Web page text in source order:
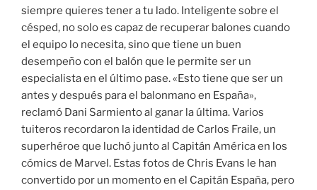
siempre quieres tener a tu lado. Inteligente sobre el
césped, no solo es capaz de recuperar balones cuando
el equipo lo necesita, sino que tiene un buen
desempeño con el balón que le permite ser un
especialista en el último pase. «Esto tiene que ser un
antes y después para el balonmano en España»,
reclamó Dani Sarmiento al ganar la última. Varios
tuiteros recordaron la identidad de Carlos Fraile, un
superhéroe que luchó junto al Capitán América en los
cómics de Marvel. Estas fotos de Chris Evans le han
convertido por un momento en el Capitán España, pero